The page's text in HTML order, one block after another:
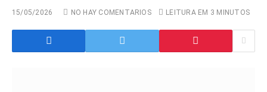
15/05/2026 NO HAY COMENTARIOS LEITURA EM 3 MINUTOS